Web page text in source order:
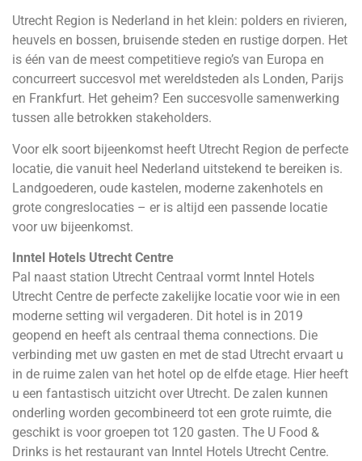
Utrecht Region is Nederland in het klein: polders en rivieren,
heuvels en bossen, bruisende steden en rustige dorpen. Het
is één van de meest competitieve regio’s van Europa en
concurreert succesvol met wereldsteden als Londen, Parijs
en Frankfurt. Het geheim? Een succesvolle samenwerking
tussen alle betrokken stakeholders.
Voor elk soort bijeenkomst heeft Utrecht Region de perfecte
locatie, die vanuit heel Nederland uitstekend te bereiken is.
Landgoederen, oude kastelen, moderne zakenhotels en
grote congreslocaties – er is altijd een passende locatie
voor uw bijeenkomst.
Inntel Hotels Utrecht Centre
Pal naast station Utrecht Centraal vormt Inntel Hotels
Utrecht Centre de perfecte zakelijke locatie voor wie in een
moderne setting wil vergaderen. Dit hotel is in 2019
geopend en heeft als centraal thema connections. Die
verbinding met uw gasten en met de stad Utrecht ervaart u
in de ruime zalen van het hotel op de elfde etage. Hier heeft
u een fantastisch uitzicht over Utrecht. De zalen kunnen
onderling worden gecombineerd tot een grote ruimte, die
geschikt is voor groepen tot 120 gasten. The U Food &
Drinks is het restaurant van Inntel Hotels Utrecht Centre.